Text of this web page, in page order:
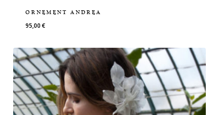
ORNEMENT ANDREA
95,00€